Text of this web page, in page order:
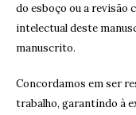
do esboço ou a
intelectual deste
manuscrito.
Concordamos em ser
trabalho, garantindo à